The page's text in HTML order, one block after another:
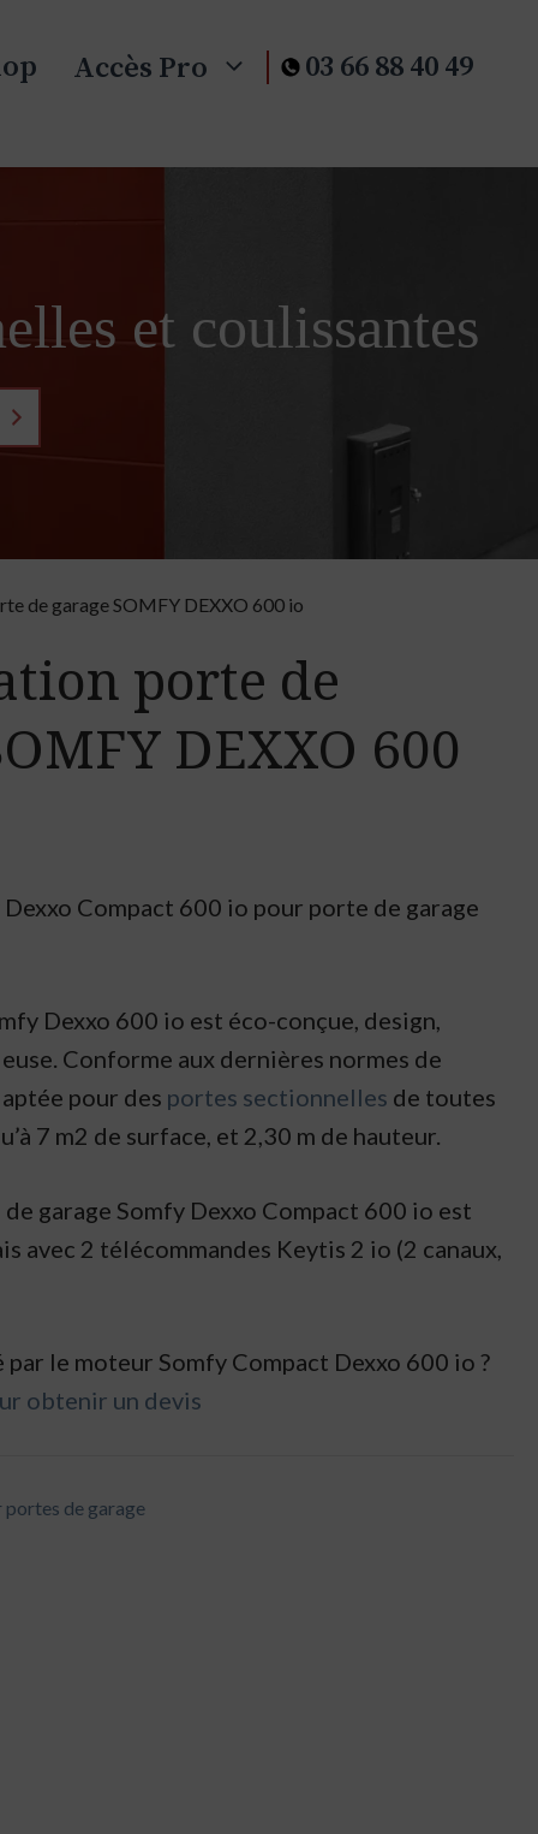
Accès Pro 03 66 88 40 49
et coulissantes
de garage SOMFY DEXXO 600 io
porte de
DEXXO 600
Compact 600 io pour porte de garage
Dexxo 600 io est éco-conçue, design,
Conforme aux dernières normes de
pour des portes sectionnelles de toutes
7 m2 de surface, et 2,30 m de hauteur.
garage Somfy Dexxo Compact 600 io est
avec 2 télécommandes Keytis 2 io (2 canaux,
le moteur Somfy Compact Dexxo 600 io ?
obtenir un devis
de garage